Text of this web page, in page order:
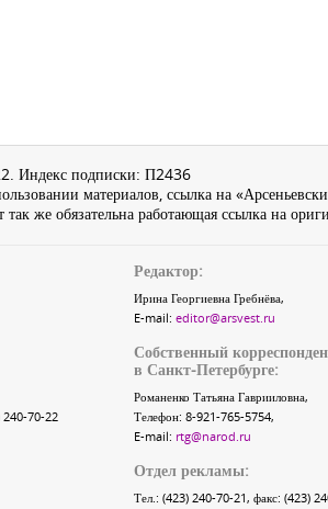
Индекс подписки: П2436
материалов, ссылка на
же обязательна работающая ссылка на
240-70-22
Редактор:
Ирина Георгиевна Гребнёва,
E-mail: editor@arsvest.ru
Собственный
в Санкт-Петербурге:
Романенко Татьяна Гаврииловна,
Телефон: 8-921-765-5754,
E-mail: rtg@narod.ru
Отдел рекламы:
Тел.: (423) 240-70-21, факс: (423)